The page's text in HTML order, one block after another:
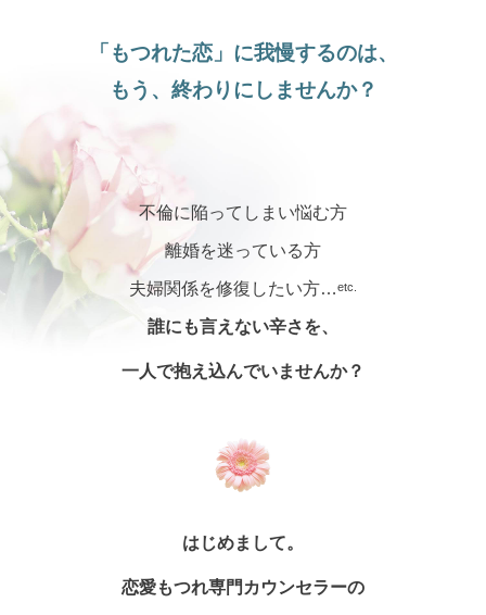
「 もつれた恋」に我慢するのは、
もう、終わりに しませんか？
不倫に陥ってしまい悩む方
離婚を迷っている方
夫婦関係を修復したい方…etc.
誰にも言えない辛さを、
一人で抱え込んでいませんか？
はじめまして。
恋愛もつれ専門カウンセラーの